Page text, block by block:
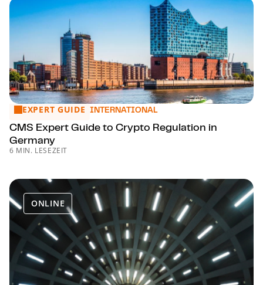
CMS Expert Guide to Crypto Regulation in Germany
EXPERT GUIDE INTERNATIONAL
CMS Expert Guide to Crypto Regulation in
Germany
6 MIN. LESEZEIT
ONLINE